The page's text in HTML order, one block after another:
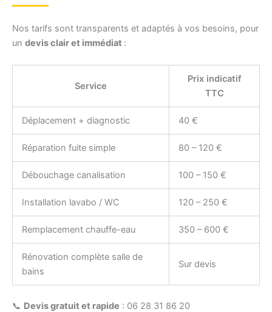
Nos tarifs sont transparents et adaptés à vos besoins, pour
un devis clair et immédiat :
Service
Prix indicatif
TTC
Déplacement + diagnostic 40 €
Réparation fuite simple 80 – 120 €
Débouchage canalisation 100 – 150 €
Installation lavabo / WC 120 – 250 €
Remplacement chauffe-eau 350 – 600 €
Rénovation complète salle de
bains
Sur devis
📞 Devis gratuit et rapide : 06 28 31 86 20